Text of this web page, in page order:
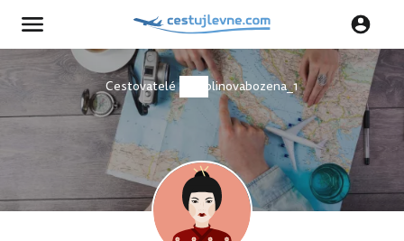
Cestovatelé blinovabozena_1